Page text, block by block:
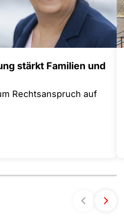
stärkt Familien und
Rechtsanspruch auf